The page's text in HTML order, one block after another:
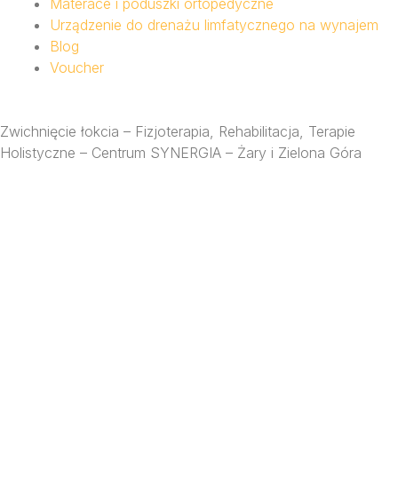
Materace i poduszki ortopedyczne
Urządzenie do drenażu limfatycznego na wynajem
Blog
Voucher
Zwichnięcie łokcia – Fizjoterapia, Rehabilitacja, Terapie
Holistyczne – Centrum SYNERGIA – Żary i Zielona Góra